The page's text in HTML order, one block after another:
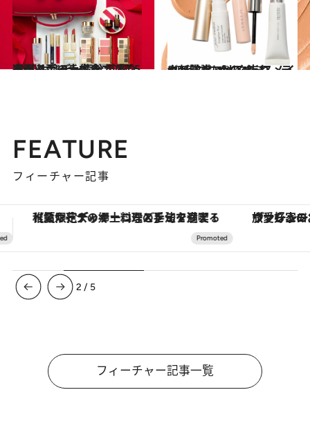
2020.10.10
完売必至の大本命コフレ5選♡ ホリデー気分が盛り上がるポーチ付き
ビューティ＆ヘルス 2020.8.8
with コロナのベースメイク新常識 メイク崩れ、テカリ防止にはこれ！
ビューティ＆ヘルス
FEATURE
フィーチャー記事
ヴァシュロン・コンスタンタン「オーヴァーシーズ・オートマティック」。旅愛好家のお気に入りコレクションから、ジェンダーレスな新作が登場
3 / 5
フィーチャー記事一覧